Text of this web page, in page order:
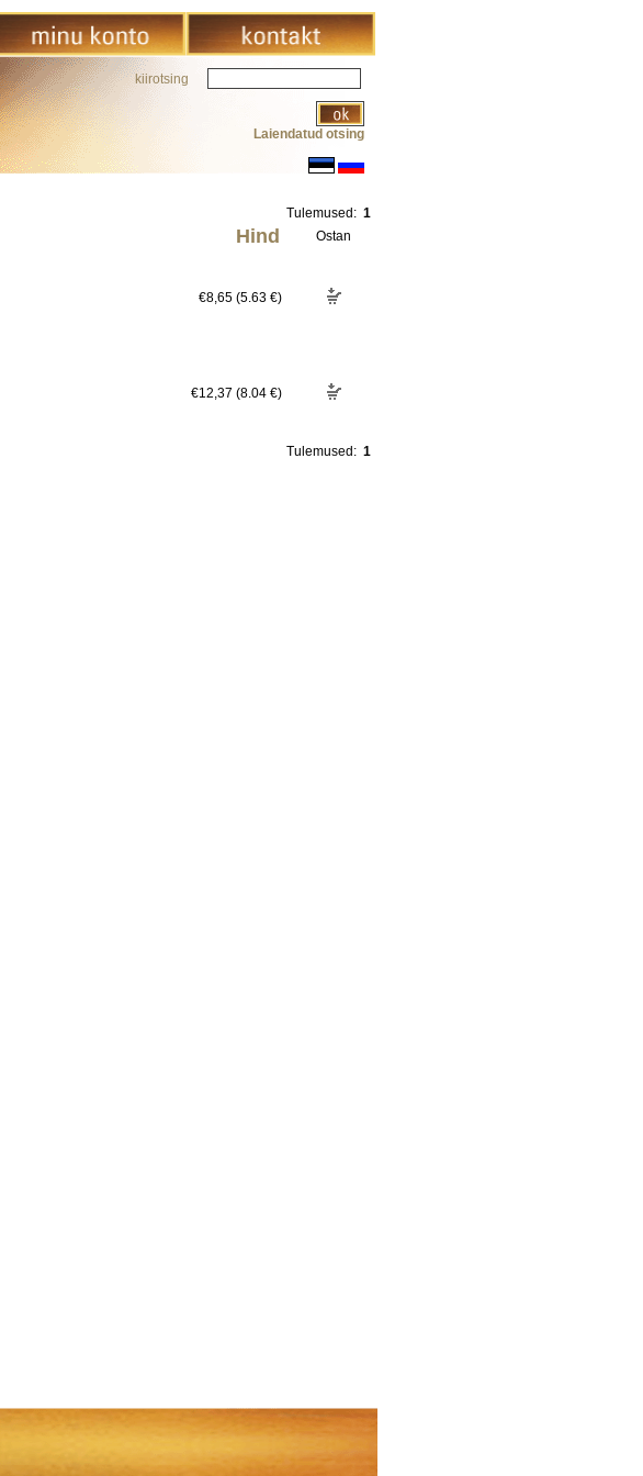
kiirotsing
Laiendatud otsing
Tulemused: 1
Hind Ostan
€8,65 (5.63 €)
€12,37 (8.04 €)
Tulemused: 1